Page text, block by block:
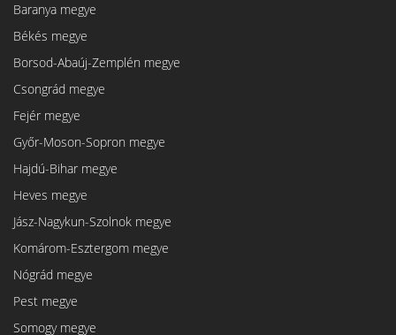
Baranya megye
Békés megye
Borsod-Abaúj-Zemplén megye
Csongrád megye
Fejér megye
Győr-Moson-Sopron megye
Hajdú-Bihar megye
Heves megye
Jász-Nagykun-Szolnok megye
Komárom-Esztergom megye
Nógrád megye
Pest megye
Somogy megye